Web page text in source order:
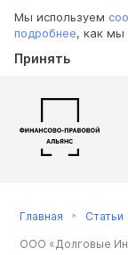
Мы используем
подробнее, как
Принять
Главная Статьи
ООО «Долговые